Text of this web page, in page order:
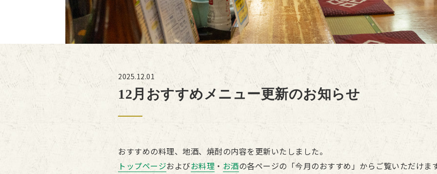
2025.12.01
12月おすすめメニュー更新のお知らせ
おすすめの料理、地酒、焼酎の内容を更新いたしました。
トップページおよびお料理 ・お酒の各ページの「今月のおすすめ」からご覧いただけま